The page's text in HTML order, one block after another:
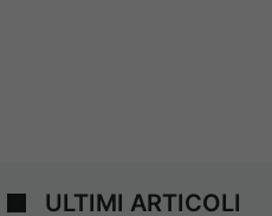
ULTIMI ARTICOLI